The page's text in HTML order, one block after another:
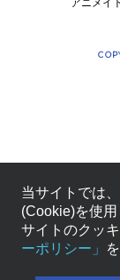
アニメイ
当サイトでは
(Cookie)を使用
サイトのクッ
ーポリシー」